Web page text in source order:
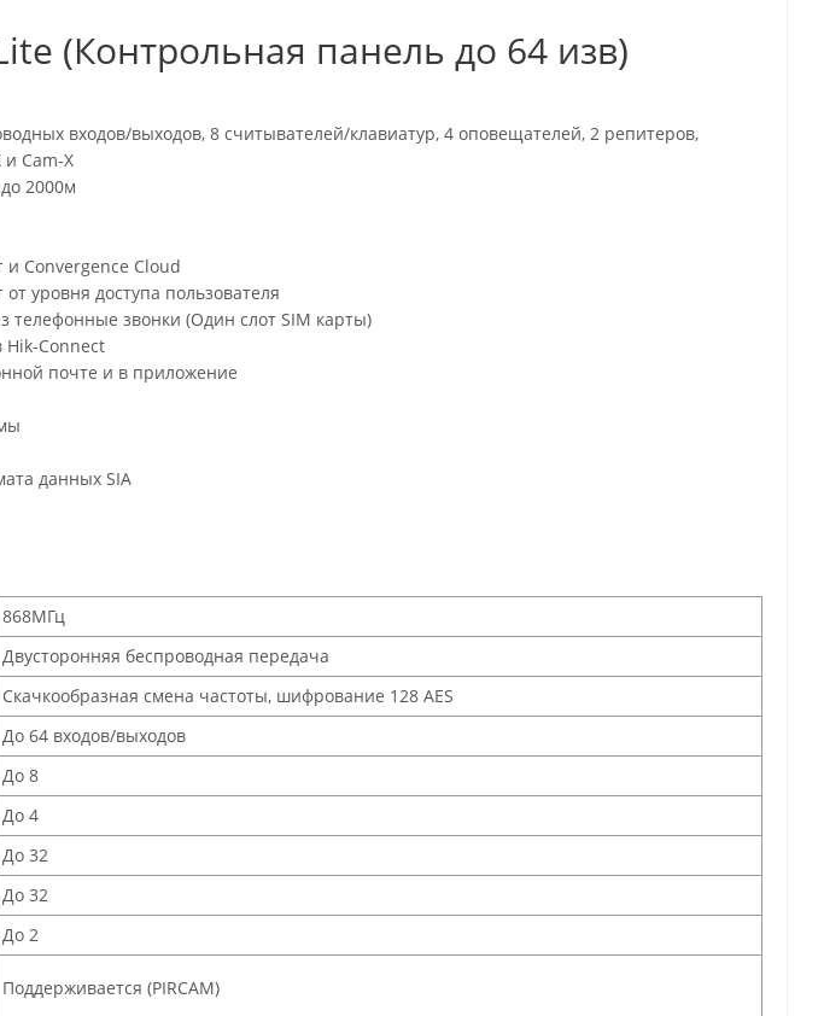
(Контрольная панель до 64 изв)
входов/выходов, 8 считывателей/клавиатур, 4 оповещателей, 2 репитеров,
Cam-X
2000м
и Convergence Cloud
уровня доступа пользователя
звонки (Один слот SIM карты)
Connect
почте и в приложение
данных SIA
868МГц
Двусторонняя беспроводная передача
Скачкообразная смена частоты, шифрование 128 AES
До 64 входов/выходов
До 8
До 4
До 32
До 32
До 2
Поддерживается (PIRCAM)